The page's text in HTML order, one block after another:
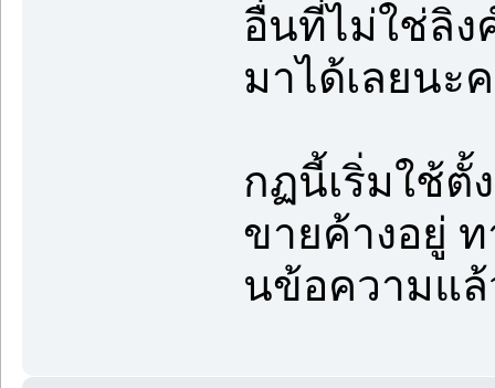
อื่นที่ไม่ใช่ลิง
มาได้เลยนะ
กฏนี้เริ่มใช้ตั้
ขายค้างอยู่
นข้อความแล้